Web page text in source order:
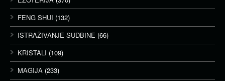
FENG SHUI (132)
ISTRAŽIVANJE SUDBINE (66)
KRISTALI (109)
MAGIJA (233)